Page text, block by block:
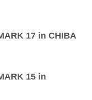
17 in CHIBA
15 in